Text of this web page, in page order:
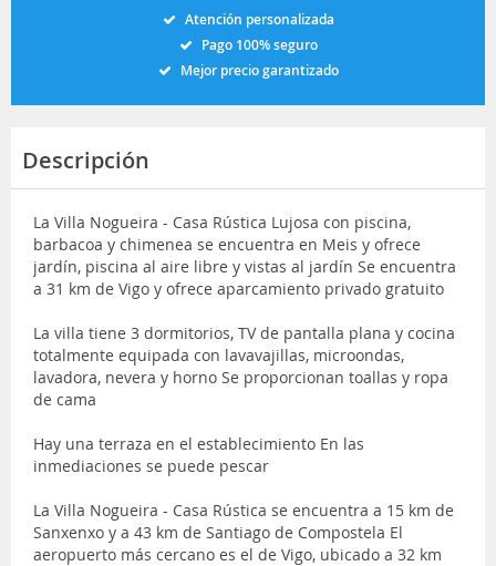
Atención personalizada
Pago 100% seguro
Mejor precio garantizado
Descripción
La Villa Nogueira - Casa Rústica Lujosa con piscina,
barbacoa y chimenea se encuentra en Meis y ofrece
jardín, piscina al aire libre y vistas al jardín Se encuentra
a 31 km de Vigo y ofrece aparcamiento privado gratuito
La villa tiene 3 dormitorios, TV de pantalla plana y cocina
totalmente equipada con lavavajillas, microondas,
lavadora, nevera y horno Se proporcionan toallas y ropa
de cama
Hay una terraza en el establecimiento En las
inmediaciones se puede pescar
La Villa Nogueira - Casa Rústica se encuentra a 15 km de
Sanxenxo y a 43 km de Santiago de Compostela El
aeropuerto más cercano es el de Vigo, ubicado a 32 km